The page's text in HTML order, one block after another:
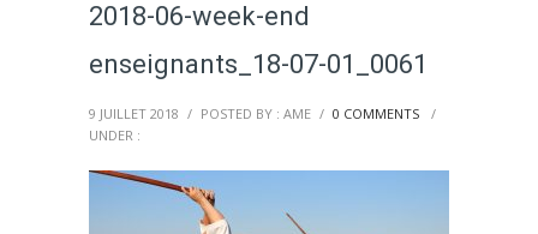
2018-06-week-end
enseignants_18-07-01_0061
9 JUILLET 2018 / POSTED BY : AME / 0 COMMENTS
/
UNDER :